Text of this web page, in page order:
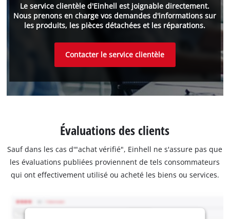
Le service clientèle d'Einhell est joignable directement.
Nous prenons en charge vos demandes d'informations sur
les produits, les pièces détachées et les réparations.
Contacter le service clientèle
Évaluations des clients
Sauf dans les cas d'"achat vérifié", Einhell ne s'assure pas que
les évaluations publiées proviennent de tels consommateurs
qui ont effectivement utilisé ou acheté les biens ou services.